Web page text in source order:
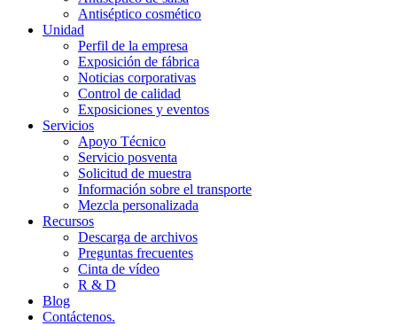
Antiséptico cosmético
Unidad
Perfil de la empresa
Exposición de fábrica
Noticias corporativas
Control de calidad
Exposiciones y eventos
Servicios
Apoyo Técnico
Servicio posventa
Solicitud de muestra
Información sobre el transporte
Mezcla personalizada
Recursos
Descarga de archivos
Preguntas frecuentes
Cinta de vídeo
R & D
Blog
Contáctenos.